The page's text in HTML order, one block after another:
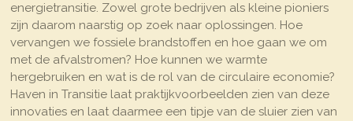
energietransitie. Zowel grote bedrijven als kleine pioniers
zijn daarom naarstig op zoek naar oplossingen. Hoe
vervangen we fossiele brandstoffen en hoe gaan we om
met de afvalstromen? Hoe kunnen we warmte
hergebruiken en wat is de rol van de circulaire economie?
Haven in Transitie laat praktijkvoorbeelden zien van deze
innovaties en laat daarmee een tipje van de sluier zien van